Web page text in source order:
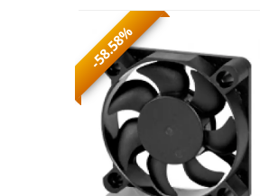
EL
(4500RPM)
(1098)
-58.58%